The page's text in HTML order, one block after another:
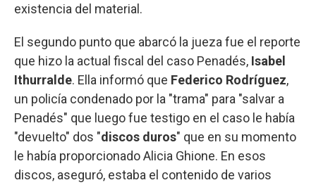
existencia del material.
El segundo punto que abarcó la jueza fue el reporte
que hizo la actual fiscal del caso Penadés, Isabel
Ithurralde. Ella informó que Federico Rodríguez,
un policía condenado por la "trama" para "salvar a
Penadés" que luego fue testigo en el caso le había
"devuelto" dos "discos duros" que en su momento
le había proporcionado Alicia Ghione. En esos
discos, aseguró, estaba el contenido de varios